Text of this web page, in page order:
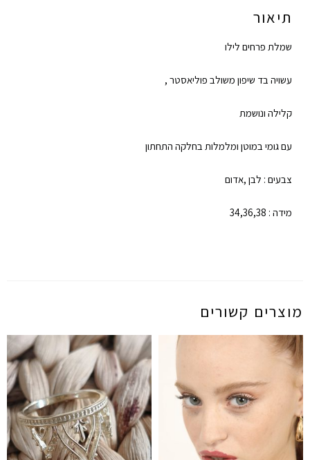
תיאור
שמלת פרחים לילו
עשויה בד שיפון משולב פוליאסטר ,
קלילה ונושמת
עם גומי במוטן ומלמלות בחלקה התחתון
צבעים : לבן ,אדום
מידה : 34,36,38
מוצרים קשורים